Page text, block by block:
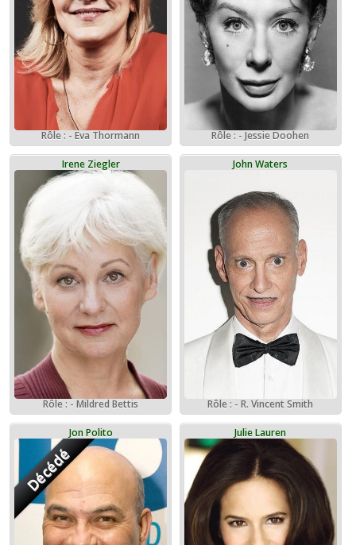
Rôle : - Eva Thormann Rôle : - Jessie Doohen
Irene Ziegler
Rôle : - Mildred Bettis
John Waters
Rôle : - R. Vincent Smith
Jon Polito
Décédé
Julie Lauren